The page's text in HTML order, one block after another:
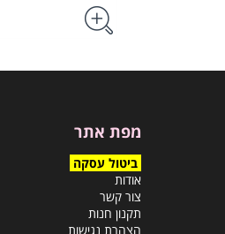
מפת אתר
ביטול עסקה
אודות
צור קשר
תקנון חנות
הצהרת נגישות